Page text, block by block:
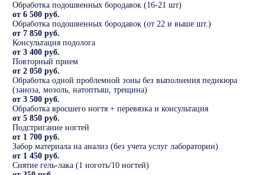
Обработка подошвенных бородавок (16-21 шт)
от 6 500 руб.
Обработка подошвенных бородавок (от 22 и выше шт.)
от 7 850 руб.
Консультация подолога
от 3 400 руб.
Повторный прием
от 2 050 руб.
Обработка одной проблемной зоны без выполнения педикюра
(заноза, мозоль, натоптыш, трещина)
от 3 500 руб.
Обработка вросшего ногтя + перевязка и консультация
от 5 850 руб.
Подстригание ногтей
от 1 700 руб.
Забор материала на анализ (без учета услуг лаборатории)
от 1 450 руб.
Снятие гель-лака (1 ноготь/10 ногтей)